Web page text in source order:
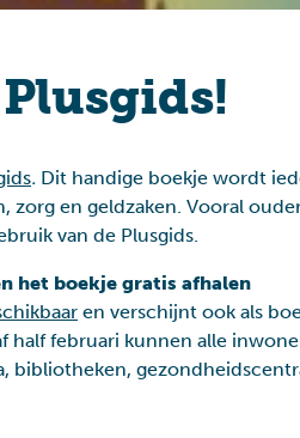
. Dit handige boekje wordt
zorg en geldzaken. Vooral
van de Plusgids.
het boekje gratis afhalen
en verschijnt ook als
half februari kunnen alle